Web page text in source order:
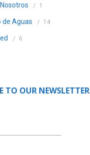
1
Aguas 14
6
TO OUR NEWSLETTER